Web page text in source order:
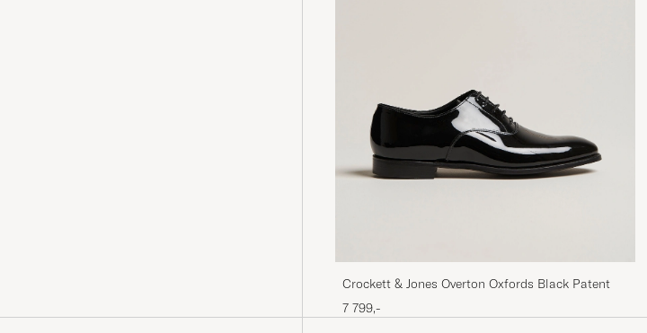
Crockett & Jones Overton Oxfords Black Patent
7 799,-